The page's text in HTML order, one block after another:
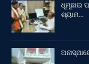
ଧୂମୂଛାଇ
ଶ୍ୟାମ…